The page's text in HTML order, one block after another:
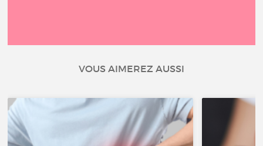
VOUS AIMEREZ AUSSI